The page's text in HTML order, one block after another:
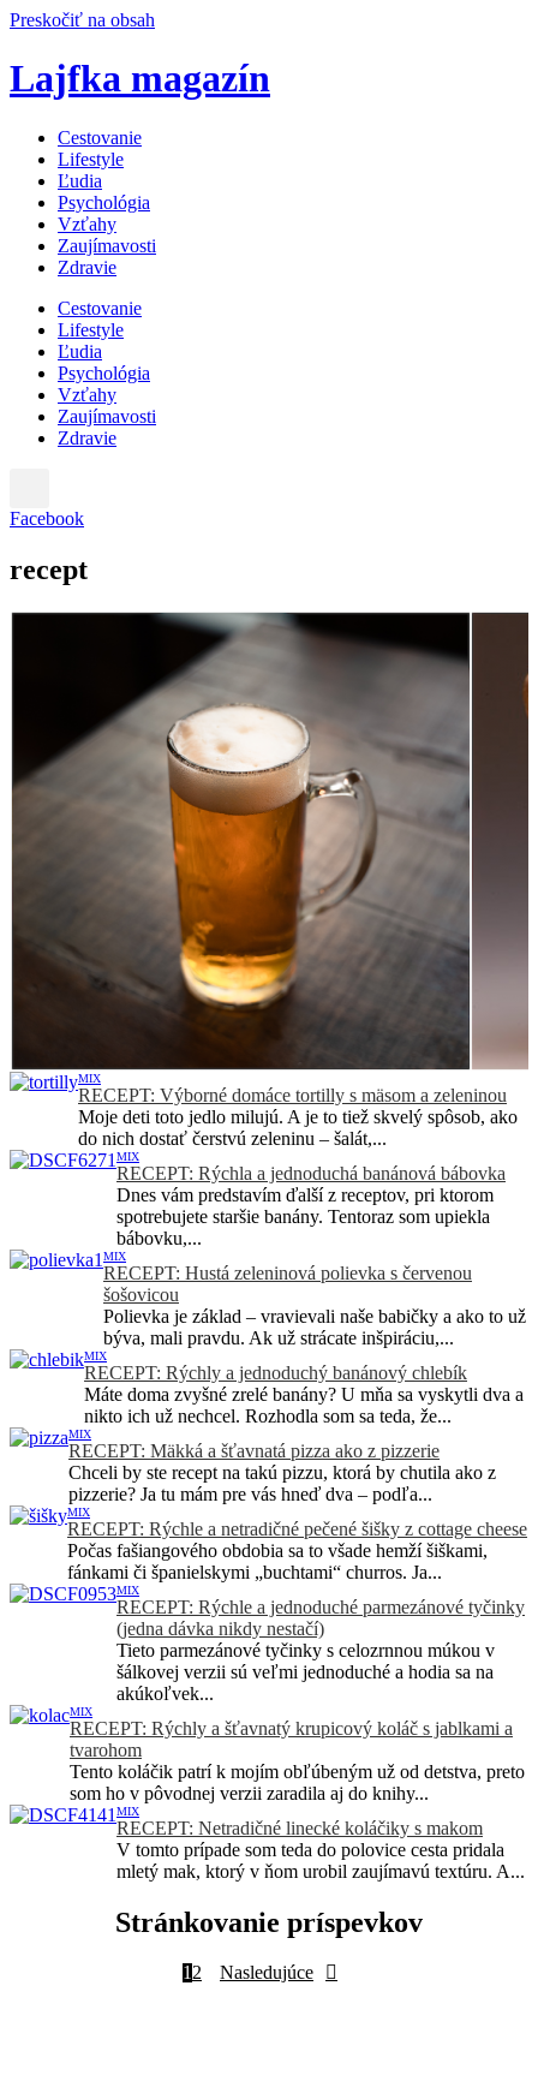
Preskočiť na obsah
Lajfka magazín
Cestovanie
Lifestyle
Ľudia
Psychológia
Vzťahy
Zaujímavosti
Zdravie
Cestovanie
Lifestyle
Ľudia
Psychológia
Vzťahy
Zaujímavosti
Zdravie
Facebook
recept
MIX
RECEPT: Výborné domáce tortilly s mäsom a zeleninou
Moje deti toto jedlo milujú. A je to tiež skvelý spôsob, ako
do nich dostať čerstvú zeleninu – šalát,...
MIX
RECEPT: Rýchla a jednoduchá banánová bábovka
Dnes vám predstavím ďalší z receptov, pri ktorom
spotrebujete staršie banány. Tentoraz som upiekla
bábovku,...
MIX
RECEPT: Hustá zeleninová polievka s červenou
šošovicou
Polievka je základ – vravievali naše babičky a ako to už
býva, mali pravdu. Ak už strácate inšpiráciu,...
MIX
RECEPT: Rýchly a jednoduchý banánový chlebík
Máte doma zvyšné zrelé banány? U mňa sa vyskytli dva a
nikto ich už nechcel. Rozhodla som sa teda, že...
MIX
RECEPT: Mäkká a šťavnatá pizza ako z pizzerie
Chceli by ste recept na takú pizzu, ktorá by chutila ako z
pizzerie? Ja tu mám pre vás hneď dva – podľa...
MIX
RECEPT: Rýchle a netradičné pečené šišky z cottage cheese
Počas fašiangového obdobia sa to všade hemží šiškami,
fánkami či španielskymi „buchtami“ churros. Ja...
MIX
RECEPT: Rýchle a jednoduché parmezánové tyčinky
(jedna dávka nikdy nestačí)
Tieto parmezánové tyčinky s celozrnnou múkou v
šálkovej verzii sú veľmi jednoduché a hodia sa na
akúkoľvek...
MIX
RECEPT: Rýchly a šťavnatý krupicový koláč s jablkami a
tvarohom
Tento koláčik patrí k mojím obľúbeným už od detstva, preto
som ho v pôvodnej verzii zaradila aj do knihy...
MIX
RECEPT: Netradičné linecké koláčiky s makom
V tomto prípade som teda do polovice cesta pridala
mletý mak, ktorý v ňom urobil zaujímavú textúru. A...
Stránkovanie príspevkov
1 2 Nasledujúce